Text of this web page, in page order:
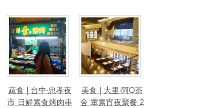
蔬食 | 台中‧忠孝夜
市 日鮮素食烤肉串
美食 | 大里‧阿Q茶
舍 葷素宵夜聚餐 2